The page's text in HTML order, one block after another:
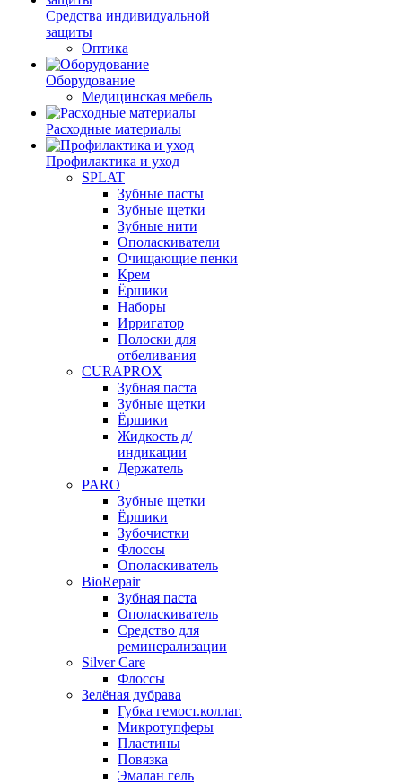
Средства индивидуальной
защиты
Оптика
Оборудование
Медицинская мебель
Расходные материалы
Профилактика и уход
SPLAT
Зубные пасты
Зубные щетки
Зубные нити
Ополаскиватели
Очищающие пенки
Крем
Ёршики
Наборы
Ирригатор
Полоски для
отбеливания
CURAPROX
Зубная паста
Зубные щетки
Ёршики
Жидкость д/
индикации
Держатель
PARO
Зубные щетки
Ёршики
Зубочистки
Флоссы
Ополаскиватель
BioRepair
Зубная паста
Ополаскиватель
Средство для
реминерализации
Silver Care
Флоссы
Зелёная дубрава
Губка гемост.коллаг.
Микротупферы
Пластины
Повязка
Эмалан гель